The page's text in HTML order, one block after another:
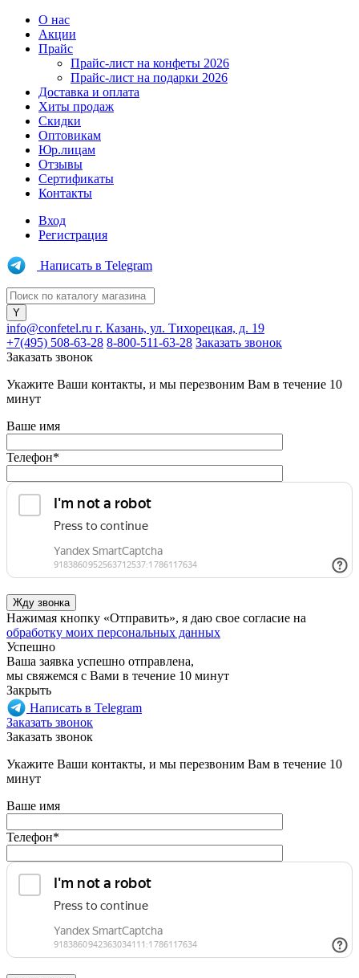
О нас
Акции
Прайс
Прайс-лист на конфеты 2026
Прайс-лист на подарки 2026
Доставка и оплата
Хиты продаж
Скидки
Оптовикам
Юр.лицам
Отзывы
Сертификаты
Контакты
Вход
Регистрация
Написать в Telegram
info@confetel.ru г. Казань, ул. Тихорецкая, д. 19
+7(495) 508-63-28 8-800-511-63-28 Заказать звонок
Заказать звонок
Укажите Ваши контакты, и мы перезвоним Вам в течение 10
минут
Ваше имя
Телефон*
Нажимая кнопку «Отправить», я даю свое согласие на
обработку моих персональных данных
Успешно
Ваша заявка успешно отправлена,
мы свяжемся с Вами в течение 10 минут
Закрыть
Написать в Telegram
Заказать звонок
Заказать звонок
Укажите Ваши контакты, и мы перезвоним Вам в течение 10
минут
Ваше имя
Телефон*